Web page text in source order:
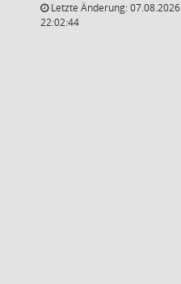
Letzte Änderung: 07.08.2026
22:02:44